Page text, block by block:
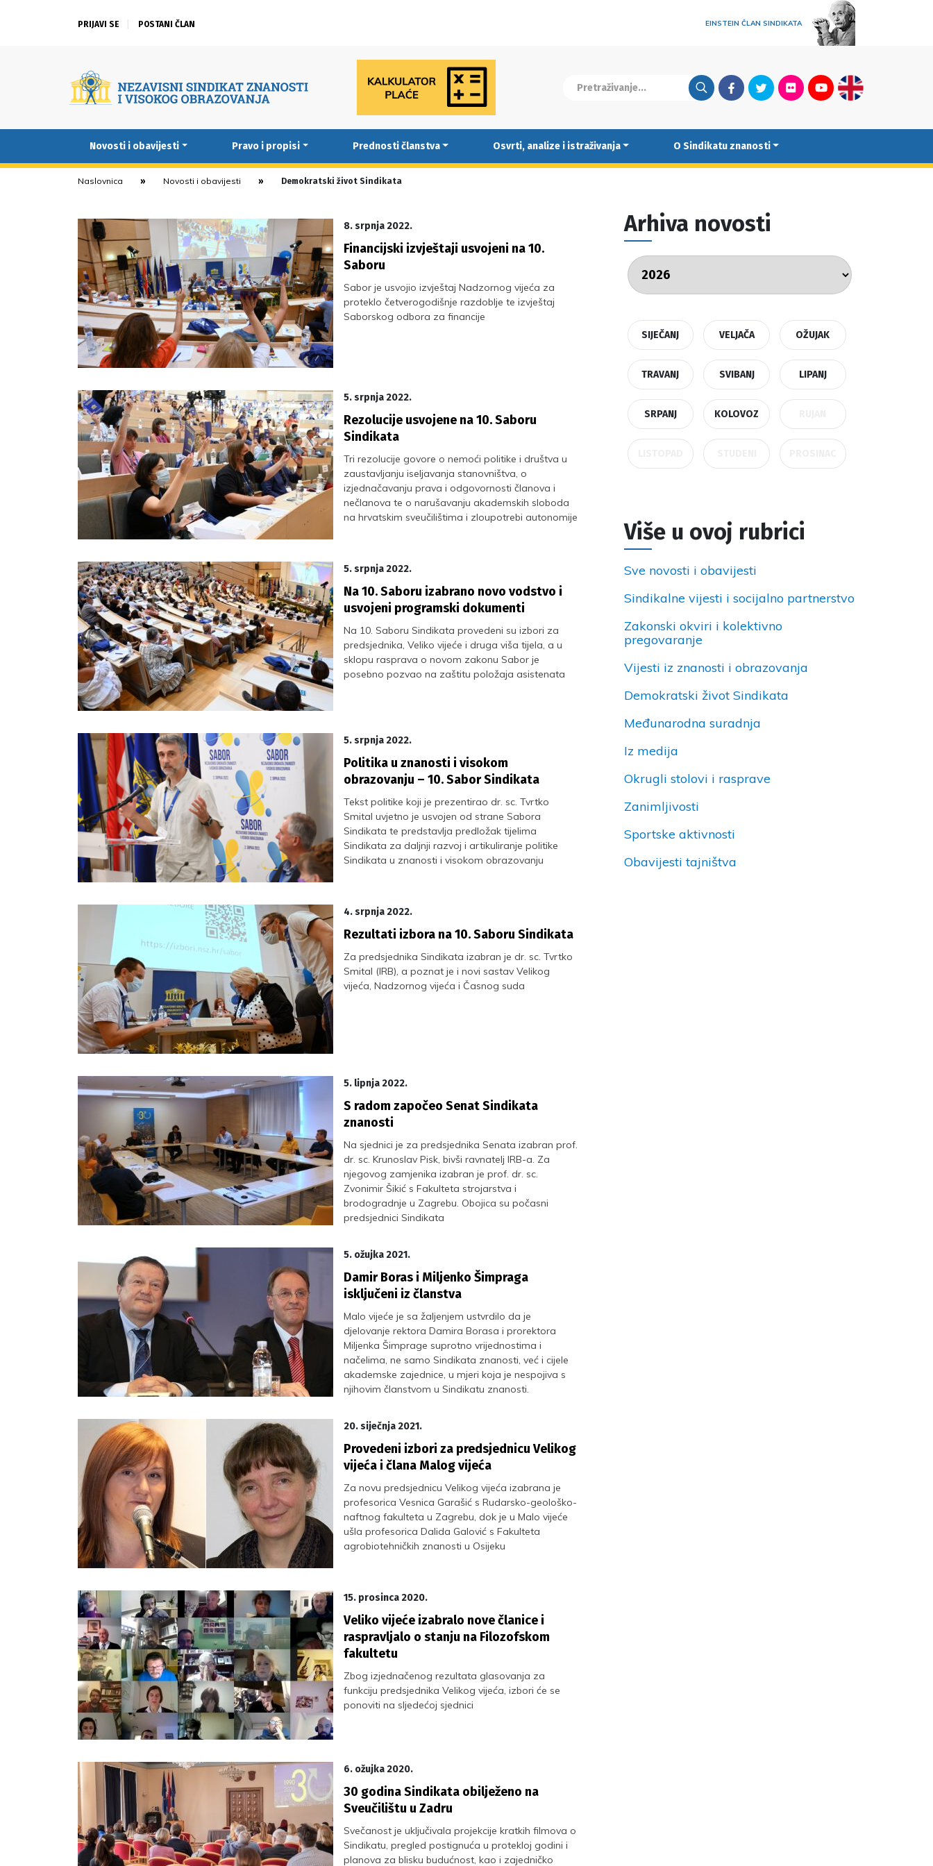
PRIJAVI SE POSTANI ČLAN EINSTEIN ČLAN SINDIKATA
FacebookTwitterFlickrYoutubeEnglish
Novosti i obavijesti Pravo i propisi Prednosti članstva Osvrti, analize i istraživanja O Sindikatu znanosti
Naslovnica Novosti i obavijesti Demokratski život Sindikata
8. srpnja 2022.
Financijski izvještaji usvojeni na 10.
Saboru
Sabor je usvojio izvještaj Nadzornog vijeća za
proteklo četverogodišnje razdoblje te izvještaj
Saborskog odbora za financije
5. srpnja 2022.
Rezolucije usvojene na 10. Saboru
Sindikata
Tri rezolucije govore o nemoći politike i društva u
zaustavljanju iseljavanja stanovništva, o
izjednačavanju prava i odgovornosti članova i
nečlanova te o narušavanju akademskih sloboda
na hrvatskim sveučilištima i zloupotrebi autonomije
5. srpnja 2022.
Na 10. Saboru izabrano novo vodstvo i
usvojeni programski dokumenti
Na 10. Saboru Sindikata provedeni su izbori za
predsjednika, Veliko vijeće i druga viša tijela, a u
sklopu rasprava o novom zakonu Sabor je
posebno pozvao na zaštitu položaja asistenata
5. srpnja 2022.
Politika u znanosti i visokom
obrazovanju – 10. Sabor Sindikata
Tekst politike koji je prezentirao dr. sc. Tvrtko
Smital uvjetno je usvojen od strane Sabora
Sindikata te predstavlja predložak tijelima
Sindikata za daljnji razvoj i artikuliranje politike
Sindikata u znanosti i visokom obrazovanju
4. srpnja 2022.
Rezultati izbora na 10. Saboru Sindikata
Za predsjednika Sindikata izabran je dr. sc. Tvrtko
Smital (IRB), a poznat je i novi sastav Velikog
vijeća, Nadzornog vijeća i Časnog suda
5. lipnja 2022.
S radom započeo Senat Sindikata
znanosti
Na sjednici je za predsjednika Senata izabran prof.
dr. sc. Krunoslav Pisk, bivši ravnatelj IRB-a. Za
njegovog zamjenika izabran je prof. dr. sc.
Zvonimir Šikić s Fakulteta strojarstva i
brodogradnje u Zagrebu. Obojica su počasni
predsjednici Sindikata
5. ožujka 2021.
Damir Boras i Miljenko Šimpraga
isključeni iz članstva
Malo vijeće je sa žaljenjem ustvrdilo da je
djelovanje rektora Damira Borasa i prorektora
Miljenka Šimprage suprotno vrijednostima i
načelima, ne samo Sindikata znanosti, već i cijele
akademske zajednice, u mjeri koja je nespojiva s
njihovim članstvom u Sindikatu znanosti.
20. siječnja 2021.
Provedeni izbori za predsjednicu Velikog
vijeća i člana Malog vijeća
Za novu predsjednicu Velikog vijeća izabrana je
profesorica Vesnica Garašić s Rudarsko-geološko-
naftnog fakulteta u Zagrebu, dok je u Malo vijeće
ušla profesorica Dalida Galović s Fakulteta
agrobiotehničkih znanosti u Osijeku
15. prosinca 2020.
Veliko vijeće izabralo nove članice i
raspravljalo o stanju na Filozofskom
fakultetu
Zbog izjednačenog rezultata glasovanja za
funkciju predsjednika Velikog vijeća, izbori će se
ponoviti na sljedećoj sjednici
6. ožujka 2020.
30 godina Sindikata obilježeno na
Sveučilištu u Zadru
Svečanost je uključivala projekcije kratkih filmova o
Sindikatu, pregled postignuća u protekloj godini i
planova za blisku budućnost, kao i zajedničko
Arhiva novosti
SIJEČANJ VELJAČA OŽUJAK
TRAVANJ SVIBANJ LIPANJ
SRPANJ KOLOVOZ
Više u ovoj rubrici
Sve novosti i obavijesti
Sindikalne vijesti i socijalno partnerstvo
Zakonski okviri i kolektivno
pregovaranje
Vijesti iz znanosti i obrazovanja
Demokratski život Sindikata
Međunarodna suradnja
Iz medija
Okrugli stolovi i rasprave
Zanimljivosti
Sportske aktivnosti
Obavijesti tajništva